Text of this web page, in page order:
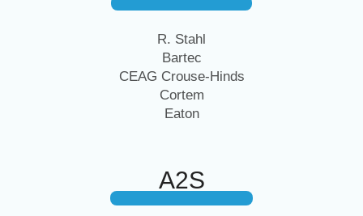
R. Stahl
Bartec
CEAG Crouse-Hinds
Cortem
Eaton
A2S